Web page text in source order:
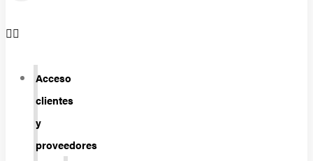
Acceso
clientes
y
proveedores